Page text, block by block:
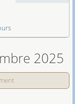
2025